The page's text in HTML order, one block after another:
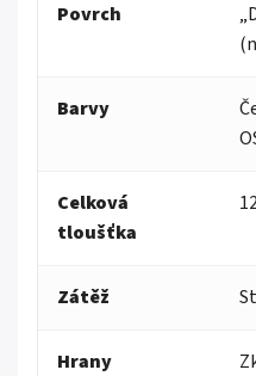
Povrch
Barvy
Celková
tloušťka
Zátěž
Hrany